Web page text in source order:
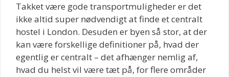
Takket være gode transportmuligheder er det
ikke altid super nødvendigt at finde et centralt
hostel i London. Desuden er byen så stor, at der
kan være forskellige definitioner på, hvad der
egentlig er centralt – det afhænger nemlig af,
hvad du helst vil være tæt på, for flere områder